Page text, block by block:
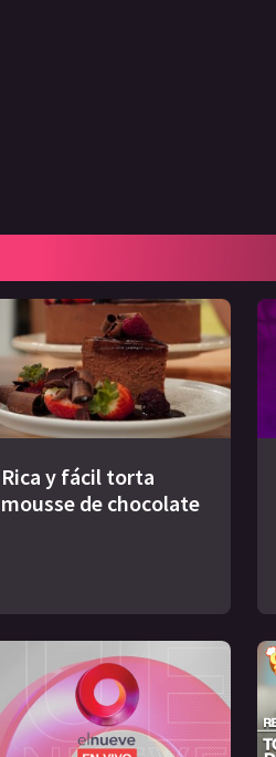
Rica y fácil torta
mousse de chocolate